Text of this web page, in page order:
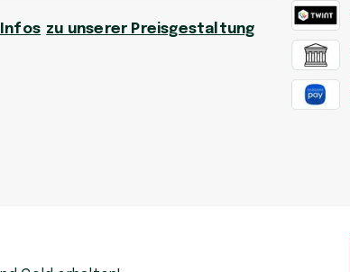
Infos zu unserer Preisgestaltung